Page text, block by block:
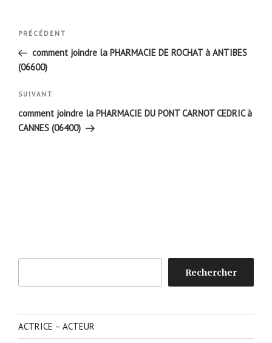
Navigation
l’article
Article
précédent
PRÉCÉDENT
comment joindre la PHARMACIE DE ROCHAT à ANTIBES
(06600)
Article
suivant
SUIVANT
comment joindre la PHARMACIE DU PONT CARNOT CEDRIC à
CANNES (06400)
Rechercher
ACTRICE – ACTEUR